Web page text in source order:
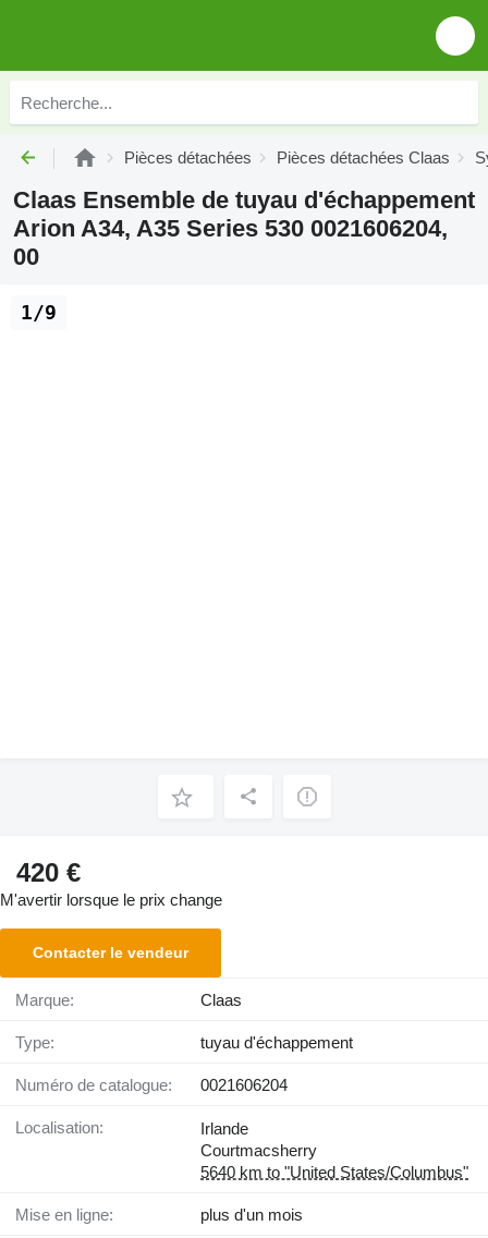
Pièces détachées Pièces détachées Claas
Claas Ensemble de tuyau d'échappement
Arion A34, A35 Series 530 0021606204,
00
1/9
420 €
M'avertir lorsque le prix change
Contacter le vendeur
Marque: Claas
Type: tuyau d'échappement
Numéro de catalogue: 0021606204
Localisation:
Irlande
Courtmacsherry
5640 km to "United States/Columbus"
Mise en ligne: plus d'un mois